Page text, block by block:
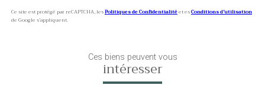
Ce site est protégé par reCAPTCHA, lesPolitiques de Confidentialitéet esConditions d'utilisation
de Google s'appliquent.
Ces biens peuvent vous
intéresser